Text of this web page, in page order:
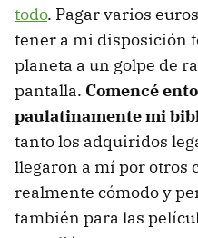
todo. Pagar varios
tener a mi disposición
planeta a un golpe de
pantalla. Comencé
paulatinamente mi
tanto los adquiridos
llegaron a mí por otros
realmente cómodo y
también para las